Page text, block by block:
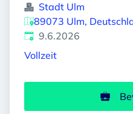
Stadt Ulm
89073 Ulm,
Veröffentlicht
9.6.2026
Vollzeit